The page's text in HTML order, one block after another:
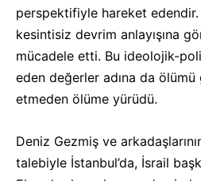
perspektifiyle hareket
kesintisiz devrim anlayışına
mücadele etti. Bu ideolojik-
eden değerler adına da
etmeden ölüme yürüdü.
Deniz Gezmiş ve
talebiyle İstanbul’da, İsrail